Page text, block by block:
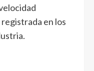
en los